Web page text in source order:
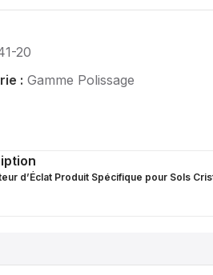
20
: Gamme Polissage
d’Éclat Produit Spécifique pour Sols